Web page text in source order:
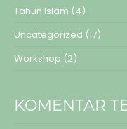
Tahun Islam (4)
Uncategorized (17)
Workshop (2)
KOMENTAR